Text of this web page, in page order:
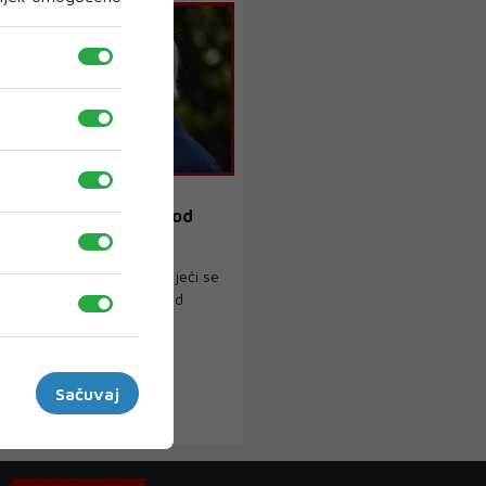
Biden se ne liječi od
bolesti
Joe Biden ne liječi se
bolesti i nije bio kod
›
Sačuvaj